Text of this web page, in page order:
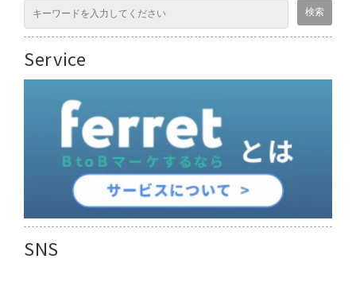
Service
SNS